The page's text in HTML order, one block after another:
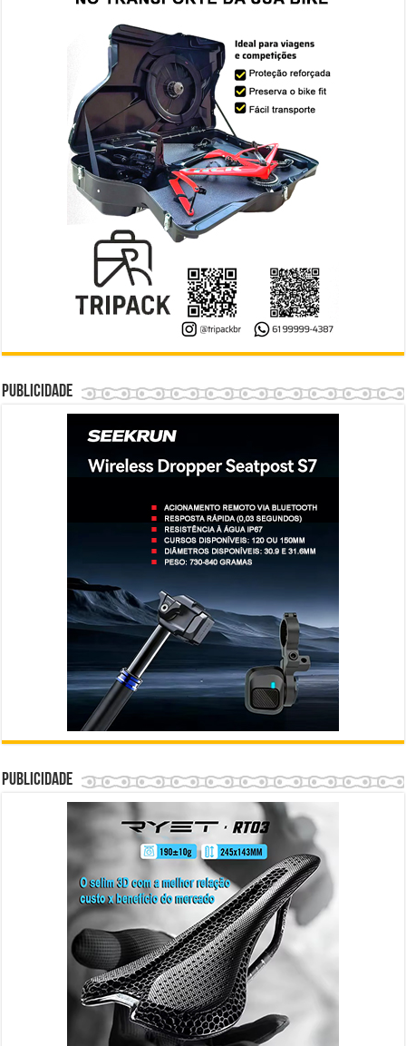
Publicidade
Publicidade